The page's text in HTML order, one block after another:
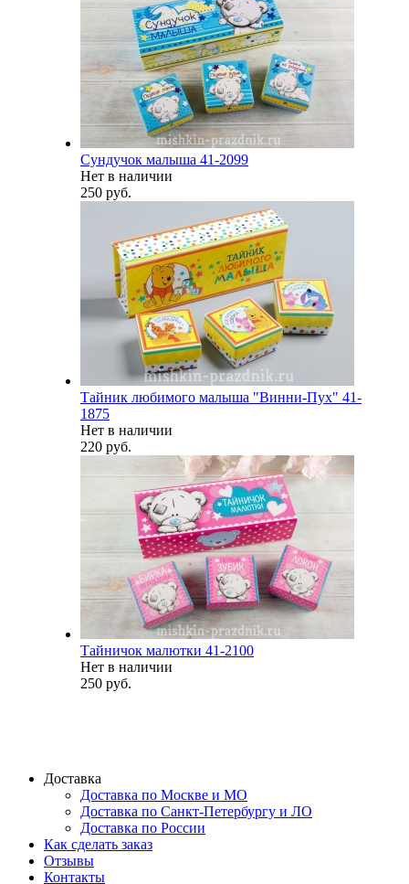
Сундучок малыша 41-2099
Нет в наличии
250 руб.
Тайник любимого малыша "Винни-Пух" 41-
1875
Нет в наличии
220 руб.
Тайничок малютки 41-2100
Нет в наличии
250 руб.
Доставка
Доставка по Москве и МО
Доставка по Санкт-Петербургу и ЛО
Доставка по России
Как сделать заказ
Отзывы
Контакты